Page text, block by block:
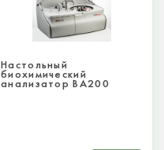
Настольный
биохимический
анализатор BA200